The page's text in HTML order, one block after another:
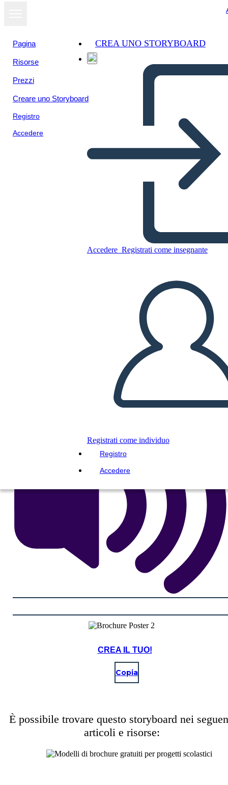
Pagina
Risorse
Prezzi
Creare uno Storyboard
Registro
Accedere
CREA UNO STORYBOARD
Accedere Registrati come insegnante
Registrati come individuo
Registro
Accedere
Brochure Poster 2
Copia questo Storyboard
CREARE UNO STORYBOARD
RIPRODURRE LA PRESENTAZIONE
LEGGIMI
CREA IL TUO!
Copia
È possibile trovare questo storyboard nei
articoli e risorse: